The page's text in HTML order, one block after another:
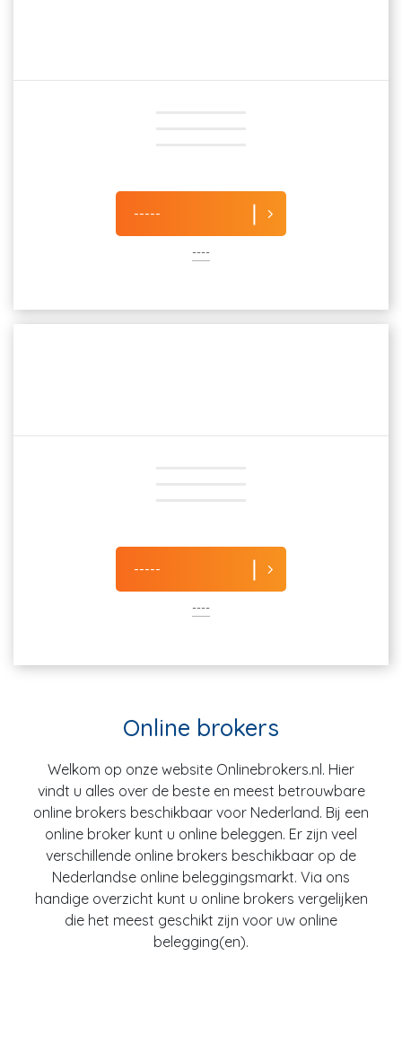
-----
----
-----
----
Online brokers
Welkom op onze website Onlinebrokers.nl. Hier
vindt u alles over de beste en meest betrouwbare
online brokers beschikbaar voor Nederland. Bij een
online broker kunt u online beleggen. Er zijn veel
verschillende online brokers beschikbaar op de
Nederlandse online beleggingsmarkt. Via ons
handige overzicht kunt u online brokers vergelijken
die het meest geschikt zijn voor uw online
belegging(en).